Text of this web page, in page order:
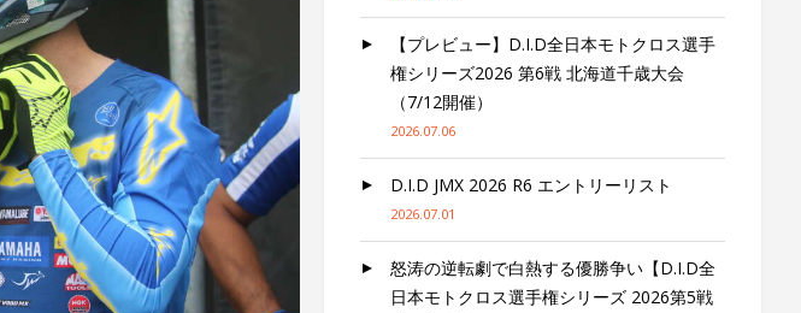
【プレビュー】D.I.D全日本モトクロス選手
権シリーズ2026 第6戦 北海道千歳大会
（7/12開催）
2026.07.06
D.I.D JMX 2026 R6 エントリーリスト
2026.07.01
怒涛の逆転劇で白熱する優勝争い【D.I.D全
日本モトクロス選手権シリーズ 2026第5戦